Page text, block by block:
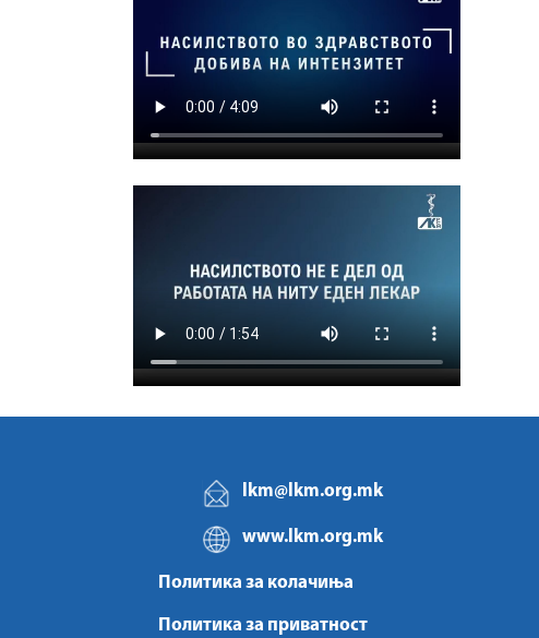
lkm@lkm.org.mk
www.lkm.org.mk
Политика за колачиња
Политика за приватност